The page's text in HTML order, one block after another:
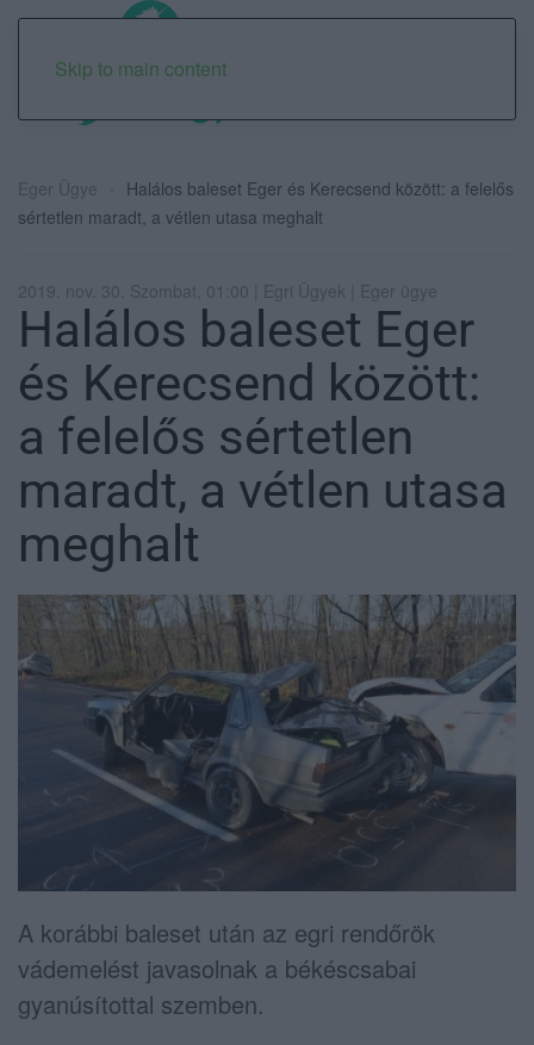
Skip to main content
Eger Ügye
Halálos baleset Eger és Kerecsend között: a felelős
sértetlen maradt, a vétlen utasa meghalt
2019. nov. 30. Szombat, 01:00 | Egri Ügyek | Eger ügye
Halálos baleset Eger
és Kerecsend között:
a felelős sértetlen
maradt, a vétlen utasa
meghalt
A korábbi baleset után az egri rendőrök
vádemelést javasolnak a békéscsabai
gyanúsítottal szemben.